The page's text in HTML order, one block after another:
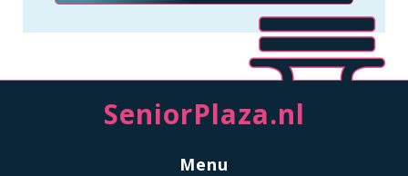
SeniorPlaza.nl
Menu